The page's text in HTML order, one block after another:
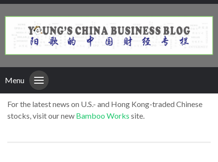
Menu
For the latest news on U.S.- and Hong Kong-traded Chinese
stocks, visit our new Bamboo Works site.